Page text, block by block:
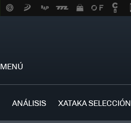
MENÚ
ANÁLISIS XATAKA SELECCIÓN